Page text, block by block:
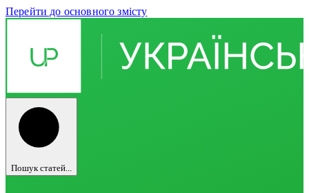
Перейти до основного змісту
Пошук статей...